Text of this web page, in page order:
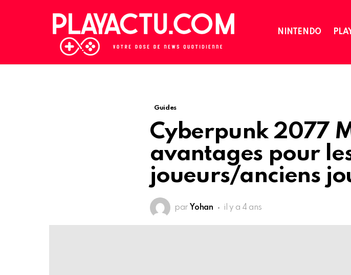
NINTENDO
Guides
Cyberpunk 2077
avantages pour
joueurs/anciens
par Yohan il y a 4 ans